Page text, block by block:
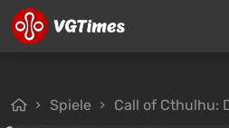
Spiele Call of Cthulhu: